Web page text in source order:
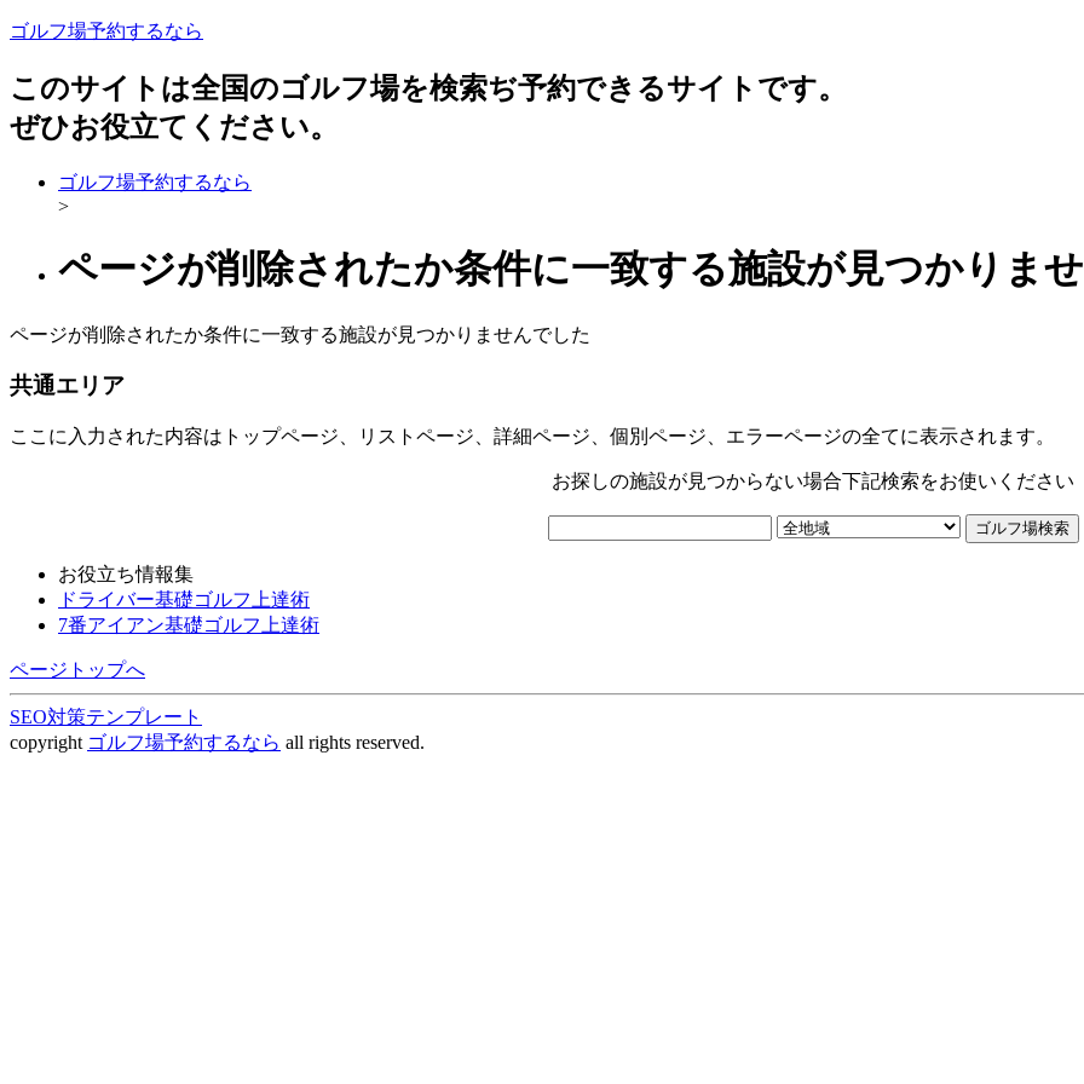
ゴルフ場予約するなら
このサイトは全国のゴルフ場を検索ぢ予約できるサイトです。
ぜひお役立てください。
ゴルフ場予約するなら
>
ページが削除されたか条件に一致する施設が見つかりま
ページが削除されたか条件に一致する施設が見つかりませんでした
共通エリア
ここに入力された内容はトップページ、リストページ、詳細ページ、個別ページ、エラーページの全てに表示されます。
お探しの施設が見つからない場合下記検索をお使いください
お役立ち情報集
ドライバー基礎ゴルフ上達術
7番アイアン基礎ゴルフ上達術
ページトップへ
SEO対策テンプレート
copyright ゴルフ場予約するなら all rights reserved.